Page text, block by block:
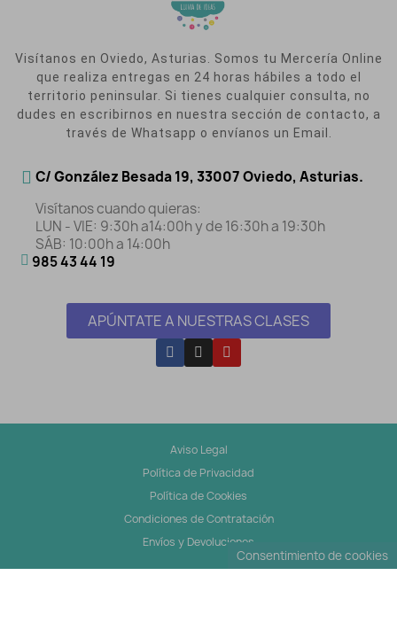
Visítanos en Oviedo, Asturias. Somos tu Mercería Online
que realiza entregas en 24 horas hábiles a todo el
territorio peninsular. Si tienes cualquier consulta, no
dudes en escribirnos en nuestra sección de contacto, a
través de Whatsapp o envíanos un Email.
C/ González Besada 19, 33007 Oviedo, Asturias.
Visítanos cuando quieras:
LUN - VIE: 9:30h a14:00h y de 16:30h a 19:30h
SÁB: 10:00h a 14:00h
985 43 44 19
APÚNTATE A NUESTRAS CLASES
Aviso Legal
Política de Privacidad
Política de Cookies
Condiciones de Contratación
Envíos y Devoluciones
Consentimiento de cookies